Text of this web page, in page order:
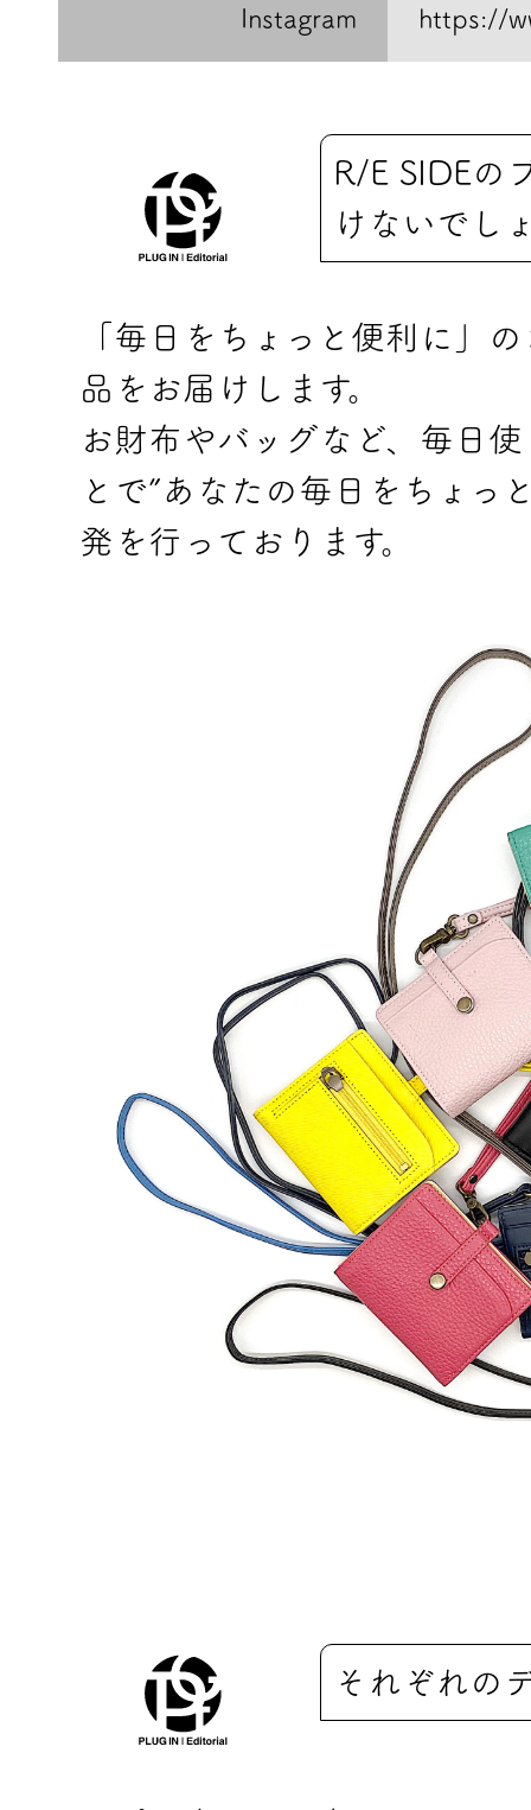
Instagram https://
R/E SIDEの
けないでし
「毎日をちょっと便利に」
品をお届けします。
お財布やバッグなど、毎日
とで”あなたの毎日をちょっ
発を行っております。
それぞれの